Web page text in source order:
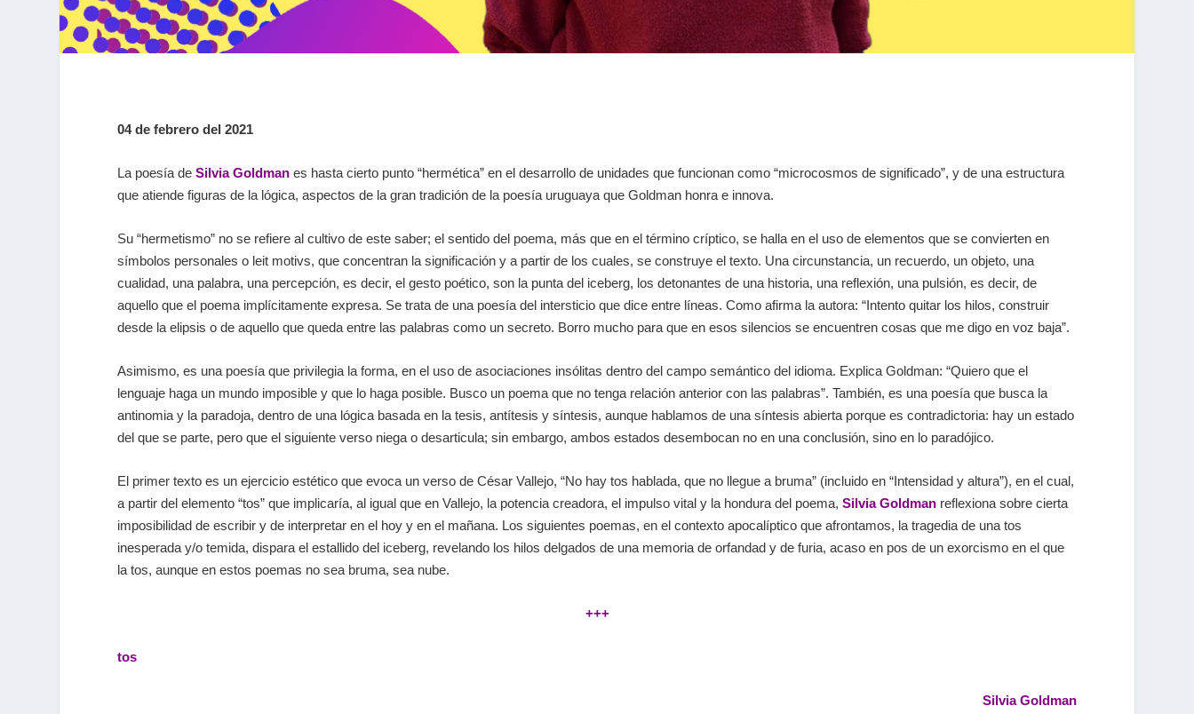
04 de febrero del 2021
La poesía de Silvia Goldman es hasta cierto punto “hermética” en el desarrollo de unidades que funcionan como “microcosmos de significado”, y de una estructura
que atiende figuras de la lógica, aspectos de la gran tradición de la poesía uruguaya que Goldman honra e innova.
Su “hermetismo” no se refiere al cultivo de este saber; el sentido del poema, más que en el término críptico, se halla en el uso de elementos que se convierten en
símbolos personales o leit motivs, que concentran la significación y a partir de los cuales, se construye el texto. Una circunstancia, un recuerdo, un objeto, una
cualidad, una palabra, una percepción, es decir, el gesto poético, son la punta del iceberg, los detonantes de una historia, una reflexión, una pulsión, es decir, de
aquello que el poema implícitamente expresa. Se trata de una poesía del intersticio que dice entre líneas. Como afirma la autora: “Intento quitar los hilos, construir
desde la elipsis o de aquello que queda entre las palabras como un secreto. Borro mucho para que en esos silencios se encuentren cosas que me digo en voz baja”.
Asimismo, es una poesía que privilegia la forma, en el uso de asociaciones insólitas dentro del campo semántico del idioma. Explica Goldman: “Quiero que el
lenguaje haga un mundo imposible y que lo haga posible. Busco un poema que no tenga relación anterior con las palabras”. También, es una poesía que busca la
antinomia y la paradoja, dentro de una lógica basada en la tesis, antítesis y síntesis, aunque hablamos de una síntesis abierta porque es contradictoria: hay un estado
del que se parte, pero que el siguiente verso niega o desarticula; sin embargo, ambos estados desembocan no en una conclusión, sino en lo paradójico.
El primer texto es un ejercicio estético que evoca un verso de César Vallejo, “No hay tos hablada, que no llegue a bruma” (incluido en “Intensidad y altura”), en el cual,
a partir del elemento “tos” que implicaría, al igual que en Vallejo, la potencia creadora, el impulso vital y la hondura del poema, Silvia Goldman reflexiona sobre cierta
imposibilidad de escribir y de interpretar en el hoy y en el mañana. Los siguientes poemas, en el contexto apocalíptico que afrontamos, la tragedia de una tos
inesperada y/o temida, dispara el estallido del iceberg, revelando los hilos delgados de una memoria de orfandad y de furia, acaso en pos de un exorcismo en el que
la tos, aunque en estos poemas no sea bruma, sea nube.
+++
tos
Silvia Goldman